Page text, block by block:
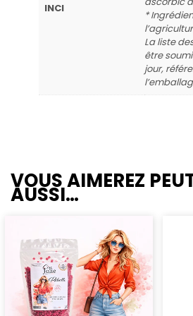
INCI
*
La liste
être
jour,
VOUS AIMEREZ
AUSSI…